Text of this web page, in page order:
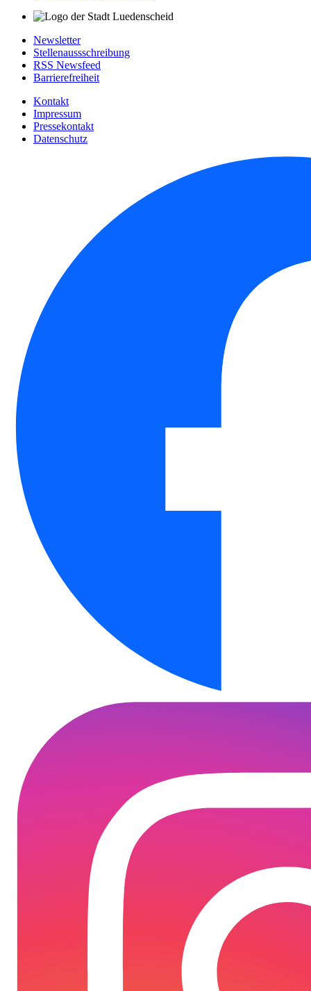
Newsletter
Stellenaussschreibung
RSS Newsfeed
Barrierefreiheit
Kontakt
Impressum
Pressekontakt
Datenschutz